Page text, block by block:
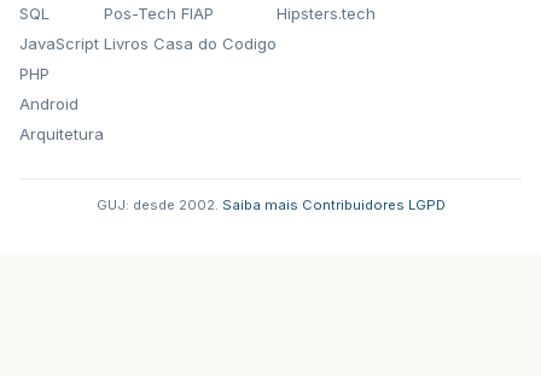
SQL
JavaScript
PHP
Android
Arquitetura
Pos-Tech FIAP
Livros Casa do Codigo
Hipsters.tech
GUJ: desde 2002. Saiba mais Contribuidores LGPD